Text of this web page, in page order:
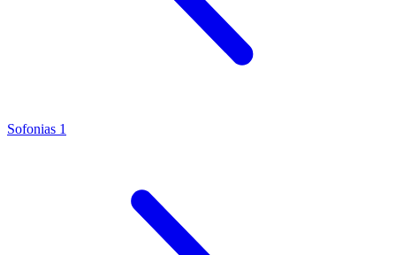
Sofonias 1